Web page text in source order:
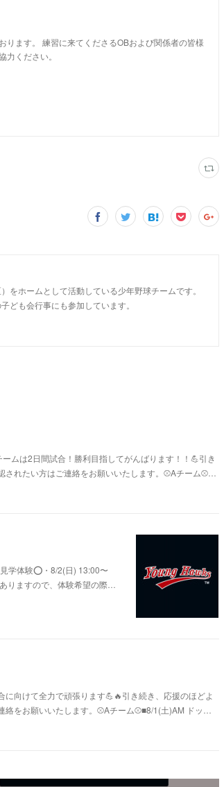
ります。 練習に来てくださるOBおよび関係者の皆様
ください。
ホームとして活動している少年野球チームです。
ども会行事にも参加しています。
ムは2日間試合！勝利目指してがんばります！！💪引き
れたい方はご連絡をお願いいたします。⚾Aチーム⚾️…
学体験⭕️・8/2(日) 13:00〜
りますので、体験希望の際…
向けて全力で頑張ります💪🔥引き続き、応援のほどよ
をお願いいたします。⚾Aチーム⚾️■8/1(土)AM ドッ…